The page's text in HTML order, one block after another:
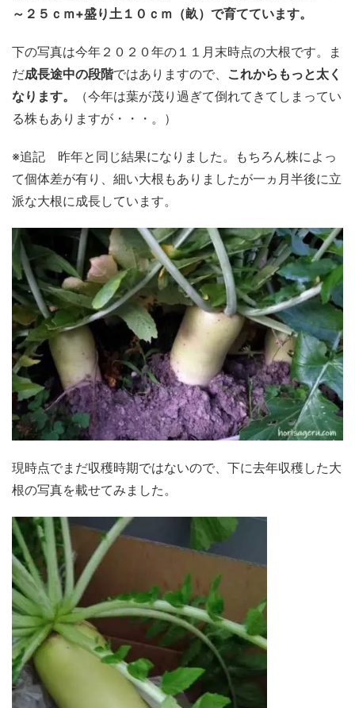
～２５ｃｍ+盛り土１０ｃｍ（畝）で育てています。
下の写真は今年２０２０年の１１月末時点の大根です。ま
だ成長途中の段階ではありますので、 これからもっと太く
なります。
（今年は葉が茂り過ぎて倒れてきてしまってい
る株もありますが・・・。）
※追記 昨年と同じ結果になりました。もちろん株によっ
て個体差が有り、細い大根もありましたが一ヵ月半後に立
派な大根に成長しています。
現時点でまだ収穫時期ではないので、下に去年収穫した大
根の写真を載せてみました。